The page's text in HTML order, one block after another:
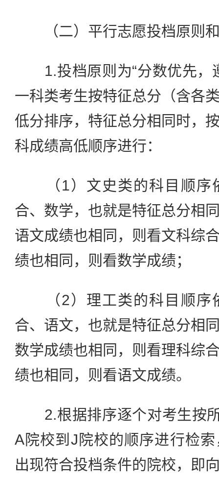
（二）平行志愿投档原则
1.投档原则为“分数优先，
一科类考生按特征总分（含各
低分排序，特征总分相同时，
科成绩高低顺序进行：
（1）文史类的科目顺序
合、数学，也就是特征总分相
语文成绩也相同，则看文科综
绩也相同，则看数学成绩；
（2）理工类的科目顺序
合、语文，也就是特征总分相
数学成绩也相同，则看理科综
绩也相同，则看语文成绩。
2.根据排序逐个对考生按所
A院校到J院校的顺序进行检
出现符合投档条件的院校，即